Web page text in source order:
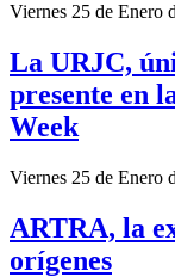
Viernes 25 de Enero
La URJC,
presente en
Week
Viernes 25 de Enero
ARTRA, la
orígenes